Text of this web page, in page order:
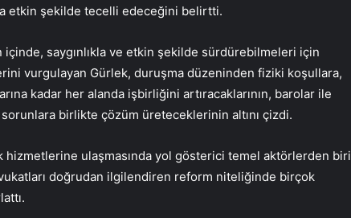
etkin şekilde tecelli edeceğini belirtti.
saygınlıkla ve etkin şekilde sürdürebilmeleri için
vurgulayan Gürlek, duruşma düzeninden fiziki koşullara,
kadar her alanda işbirliğini artıracaklarının, barolar ile
birlikte çözüm üreteceklerinin altını çizdi.
hizmetlerine ulaşmasında yol gösterici temel aktörlerden biri
doğrudan ilgilendiren reform niteliğinde birçok